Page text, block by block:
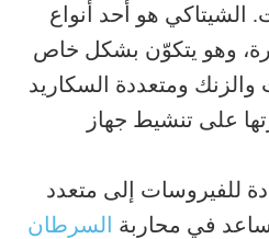
هو أحد أنواع
وهو يتكوّن بشكل خاص
والزنك ومتعددة السكاريد
على تنشيط جهاز
للفيروسات إلى متعدد
في محاربة السرطان